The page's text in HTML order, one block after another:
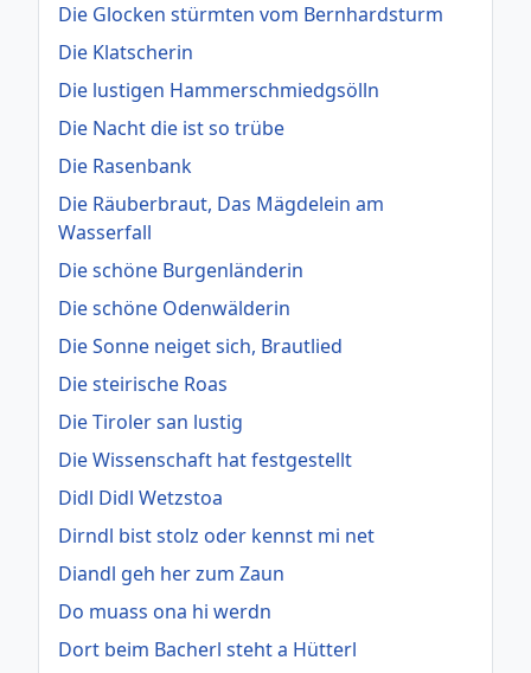
Die Glocken stürmten vom Bernhardsturm
Die Klatscherin
Die lustigen Hammerschmiedgsölln
Die Nacht die ist so trübe
Die Rasenbank
Die Räuberbraut, Das Mägdelein am
Wasserfall
Die schöne Burgenländerin
Die schöne Odenwälderin
Die Sonne neiget sich, Brautlied
Die steirische Roas
Die Tiroler san lustig
Die Wissenschaft hat festgestellt
Didl Didl Wetzstoa
Dirndl bist stolz oder kennst mi net
Diandl geh her zum Zaun
Do muass ona hi werdn
Dort beim Bacherl steht a Hütterl